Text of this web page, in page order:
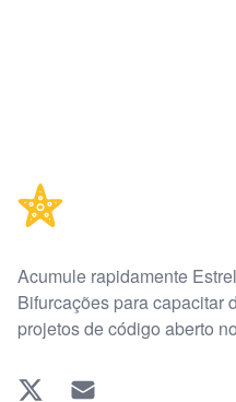
Acumule rapidamente
Bifurcações para capacitar
projetos de código aberto
Twitter EMAIL